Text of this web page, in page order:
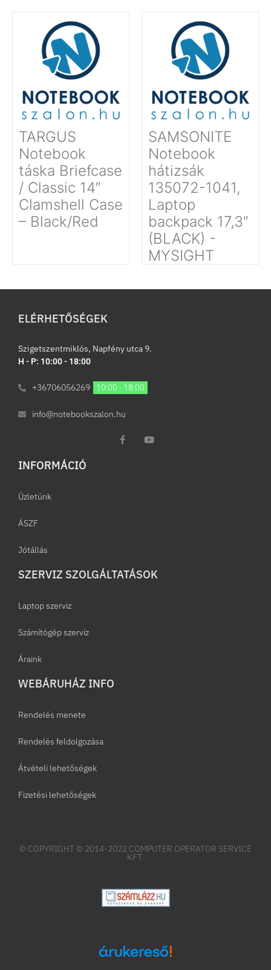
TARGUS
Notebook
táska Briefcase
/ Classic 14″
Clamshell Case
– Black/Red
SAMSONITE
Notebook
hátizsák
135072-1041,
Laptop
backpack 17,3″
(BLACK) -
MYSIGHT
ELÉRHETŐSÉGEK
Szigetszentmiklós, Napfény utca 9.
H - P: 10:00 - 18:00
+36706056269 10:00 - 18:00
info@notebookszalon.hu
INFORMÁCIÓ​
Üzletünk
ÁSZF
Jótállás
SZERVIZ SZOLGÁLTATÁSOK
Laptop szerviz
Számítógép szerviz
Áraink
WEBÁRUHÁZ INFO
Rendelés menete
Rendelés feldolgozása
Átvételi lehetőségek
Fizetési lehetőségek
© COPYRIGHT © 2014-2022 COMPUTER OPERATOR SERVICE
KFT.